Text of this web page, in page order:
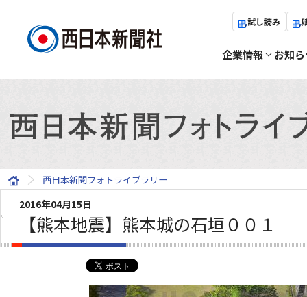
試し読み
企業情報 お知
西日本新聞フォトライブラリー
2016年04月15日
【熊本地震】熊本城の石垣００１